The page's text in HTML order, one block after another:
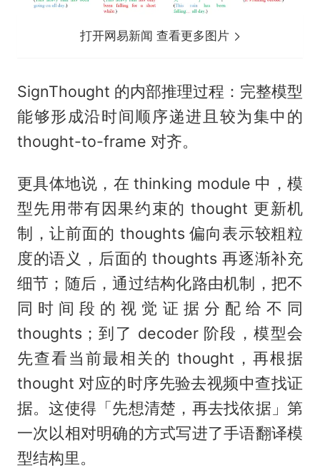
打开网易新闻 查看更多图片
SignThought 的内部推理过程：完整模型
能够形成沿时间顺序递进且较为集中的
thought-to-frame 对齐。
更具体地说，在 thinking module 中，模
型先用带有因果约束的 thought 更新机
制，让前面的 thoughts 偏向表示较粗粒
度的语义，后面的 thoughts 再逐渐补充
细节；随后，通过结构化路由机制，把不
同时间段的视觉证据分配给不同
thoughts；到了 decoder 阶段，模型会
先查看当前最相关的 thought，再根据
thought 对应的时序先验去视频中查找证
据。这使得「先想清楚，再去找依据」第
一次以相对明确的方式写进了手语翻译模
型结构里。